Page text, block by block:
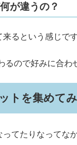
が違うの？
るという感じで
るので好みに合わ
トを集めて
てたりなってな